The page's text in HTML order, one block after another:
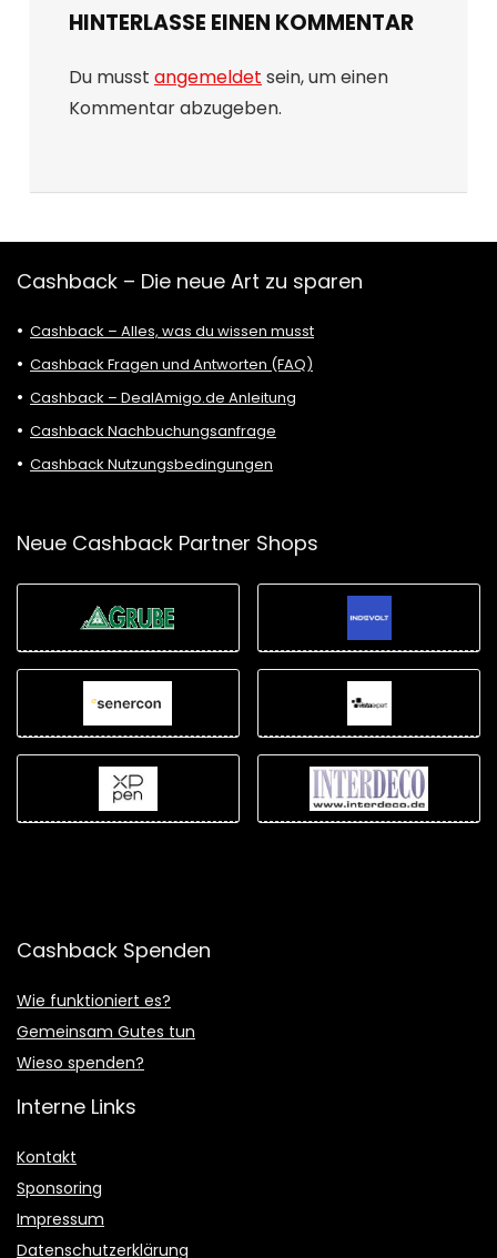
HINTERLASSE EINEN KOMMENTAR
Du musst angemeldet sein, um einen
Kommentar abzugeben.
Cashback – Die neue Art zu sparen
Cashback – Alles, was du wissen musst
Cashback Fragen und Antworten (FAQ)
Cashback – DealAmigo.de Anleitung
Cashback Nachbuchungsanfrage
Cashback Nutzungsbedingungen
Neue Cashback Partner Shops
Cashback Spenden
Wie funktioniert es?
Gemeinsam Gutes tun
Wieso spenden?
Interne Links
Kontakt
Sponsoring
Impressum
Datenschutzerklärung